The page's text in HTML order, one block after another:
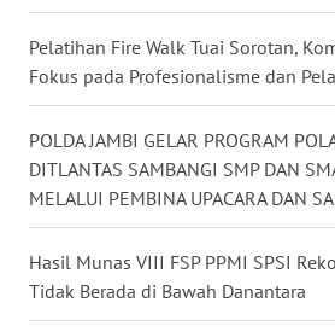
Pelatihan Fire Walk Tuai Sorotan,
Fokus pada Profesionalisme dan
POLDA JAMBI GELAR PROGRAM
DITLANTAS SAMBANGI SMP DAN
MELALUI PEMBINA UPACARA DAN
Hasil Munas VIII FSP PPMI SPSI
Tidak Berada di Bawah Danantara
SULSEL
WN
GORONTALO
WN
SULUT
WN
MALUKU